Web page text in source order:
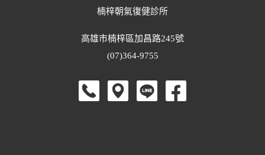
楠梓朝氣復健診所
高雄市楠梓區加昌路245號
(07)364-9755